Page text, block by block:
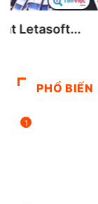
PHẦN MỀM
Tải Visual
PHỔ BIẾN
1